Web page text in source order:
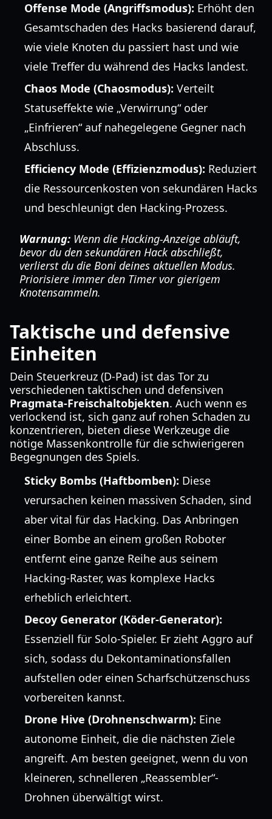
Offense Mode (Angriffsmodus): Erhöht den
Gesamtschaden des Hacks basierend darauf,
wie viele Knoten du passiert hast und wie
viele Treffer du während des Hacks landest.
Chaos Mode (Chaosmodus): Verteilt
Statuseffekte wie „Verwirrung“ oder
„Einfrieren“ auf nahegelegene Gegner nach
Abschluss.
Efficiency Mode (Effizienzmodus): Reduziert
die Ressourcenkosten von sekundären Hacks
und beschleunigt den Hacking-Prozess.
Warnung: Wenn die Hacking-Anzeige abläuft,
bevor du den sekundären Hack abschließt,
verlierst du die Boni deines aktuellen Modus.
Priorisiere immer den Timer vor gierigem
Knotensammeln.
Taktische und defensive
Einheiten
Dein Steuerkreuz (D-Pad) ist das Tor zu
verschiedenen taktischen und defensiven
Pragmata-Freischaltobjekten. Auch wenn es
verlockend ist, sich ganz auf rohen Schaden zu
konzentrieren, bieten diese Werkzeuge die
nötige Massenkontrolle für die schwierigeren
Begegnungen des Spiels.
Sticky Bombs (Haftbomben): Diese
verursachen keinen massiven Schaden, sind
aber vital für das Hacking. Das Anbringen
einer Bombe an einem großen Roboter
entfernt eine ganze Reihe aus seinem
Hacking-Raster, was komplexe Hacks
erheblich erleichtert.
Decoy Generator (Köder-Generator):
Essenziell für Solo-Spieler. Er zieht Aggro auf
sich, sodass du Dekontaminationsfallen
aufstellen oder einen Scharfschützenschuss
vorbereiten kannst.
Drone Hive (Drohnenschwarm): Eine
autonome Einheit, die die nächsten Ziele
angreift. Am besten geeignet, wenn du von
kleineren, schnelleren „Reassembler“-
Drohnen überwältigt wirst.